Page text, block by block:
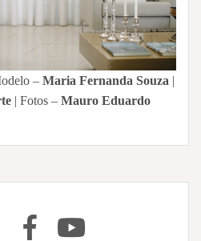
– Maria Fernanda Souza |
| Fotos – Mauro Eduardo